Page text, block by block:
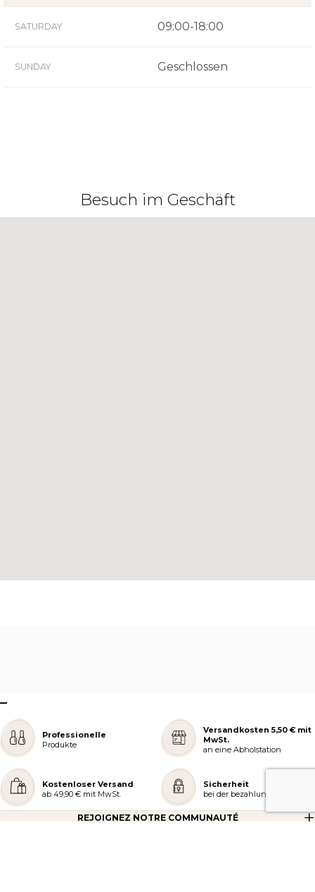
SATURDAY 09:00-18:00
SUNDAY Geschlossen
Besuch im Geschäft
–
Professionelle
Produkte
Versandkosten 5,50 € mit
MwSt.
an eine Abholstation
Kostenloser Versand
ab 49,90 € mit MwSt.
Sicherheit
bei der bezahlung
REJOIGNEZ NOTRE COMMUNAUTÉ